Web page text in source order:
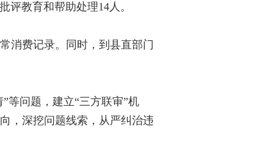
评教育和帮助处理14人。
消费记录。同时，到县直部门
等问题，建立“三方联审”机
，深挖问题线索，从严纠治违